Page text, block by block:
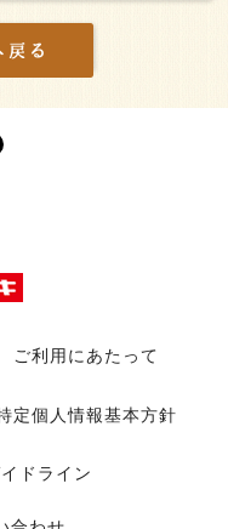
ご利用にあたって
定個人情報基本方針
ドライン